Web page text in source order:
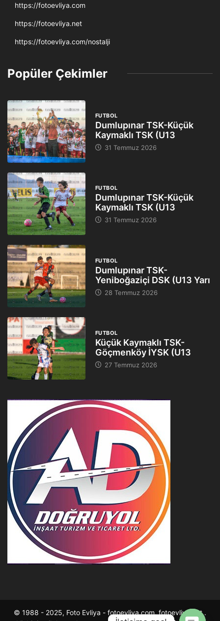
https://fotoevliya.com
https://fotoevliya.net
https://fotoevliya.com/nostalji
Popüler Çekimler
FUTBOL
Dumlupınar TSK-Küçük
Kaymaklı TSK (U13
31 Temmuz 2026
FUTBOL
Dumlupınar TSK-Küçük
Kaymaklı TSK (U13
31 Temmuz 2026
FUTBOL
Dumlupınar TSK-
Yeniboğaziçi DSK (U13 Yarı
28 Temmuz 2026
FUTBOL
Küçük Kaymaklı TSK-
Göçmenköy İYSK (U13
27 Temmuz 2026
© 1988 - 2025, Foto Evliya - fotoevliya.com, fotoevliya.net .